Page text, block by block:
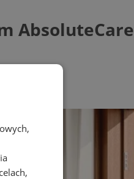
AbsoluteCare